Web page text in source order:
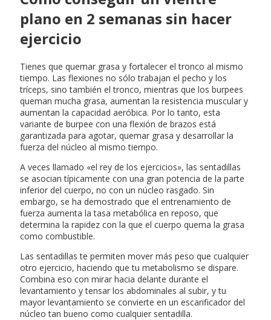
plano en 2 semanas sin hacer
ejercicio
Tienes que quemar grasa y fortalecer el tronco al mismo
tiempo. Las flexiones no sólo trabajan el pecho y los
tríceps, sino también el tronco, mientras que los burpees
queman mucha grasa, aumentan la resistencia muscular y
aumentan la capacidad aeróbica. Por lo tanto, esta
variante de burpee con una flexión de brazos está
garantizada para agotar, quemar grasa y desarrollar la
fuerza del núcleo al mismo tiempo.
A veces llamado «el rey de los ejercicios», las sentadillas
se asocian típicamente con una gran potencia de la parte
inferior del cuerpo, no con un núcleo rasgado. Sin
embargo, se ha demostrado que el entrenamiento de
fuerza aumenta la tasa metabólica en reposo, que
determina la rapidez con la que el cuerpo quema la grasa
como combustible.
Las sentadillas te permiten mover más peso que cualquier
otro ejercicio, haciendo que tu metabolismo se dispare.
Combina eso con mirar hacia delante durante el
levantamiento y tensar los abdominales al subir, y tu
mayor levantamiento se convierte en un escarificador del
núcleo tan bueno como cualquier sentadilla.